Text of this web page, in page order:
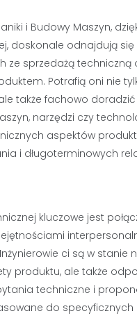
i Budowy Maszyn,
doskonale odnajdują się
ze sprzedażą techniczną
Potrafią oni nie
także fachowo
narzędzi czy
aspektów
i długoterminowych
kluczowe jest
ci są w stanie
produktu, ale także
techniczne i
do specyficznych